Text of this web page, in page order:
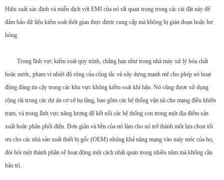
Hiệu suất xác định và miễn dịch với EMI của nó rất quan trọng trong các cài đặt này để
đảm bảo dữ liệu kiểm soát thời gian thực được cung cấp mà không bị gián đoạn hoặc hư
hỏng.
Trong lĩnh vực kiểm soát quy trình, chẳng hạn như trong nhà máy xử lý hóa chất
hoặc nước, phạm vi nhiệt độ rộng của công tắc và xây dựng mạnh mẽ cho phép nó hoạt
động đáng tin cậy trong các khu vực không kiểm soát khí hậu. Nó cũng được sử dụng
rộng rãi trong các dự án cơ sở hạ tầng, bao gồm các hệ thống vận tải cho mạng điều khiển
trạm, và trong lĩnh vực năng lượng để kết nối các hệ thống con trong một địa điểm sản
xuất hoặc phân phối điện. Đơn giản và bền của nó làm cho nó trở thành một lựa chọn tối
ưu cho các nhà sản xuất thiết bị gốc (OEM) nhúng khả năng mạng vào máy móc của họ,
đòi hỏi một thành phần sẽ hoạt động một cách nhất quán trong nhiều năm mà không cần
bảo trì.